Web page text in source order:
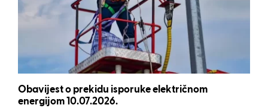
Obavijest o prekidu isporuke električnom
energijom 10.07.2026.